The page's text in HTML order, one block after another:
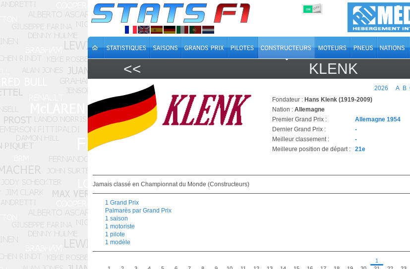
ON OFF
<< KLENK
2026 A B
Fondateur : Hans Klenk (1919-2009)
Nation : Allemagne
Premier Grand Prix :
Allemagne 1954
Dernier Grand Prix :
-
Meilleur classement :
-
Meilleure position de départ :
21e
Jamais classé en Championnat du Monde (Constructeurs)
1 Grand Prix
Palmarès par Grand Prix
1 saison
1 motoriste
1 pilote
1 modèle
1